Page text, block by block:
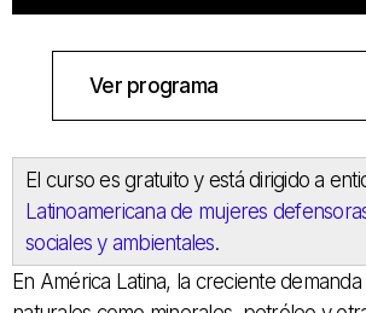
Ver programa
El curso es gratuito y está dirigido a
Latinoamericana de mujeres
sociales y ambientales.
En América Latina, la creciente